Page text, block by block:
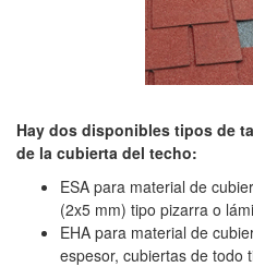
Hay dos disponibles tipos de
de la cubierta del techo:
ESA para material de
(2x5 mm) tipo pizarra o
EHA para material de
espesor, cubiertas de todo